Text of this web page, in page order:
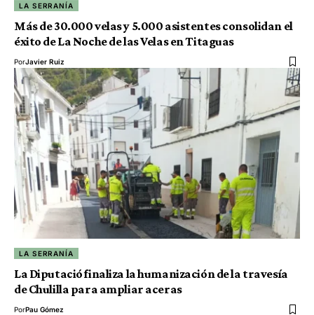
LA SERRANÍA
Más de 30.000 velas y 5.000 asistentes consolidan el
éxito de La Noche de las Velas en Titaguas
PorJavier Ruiz
LA SERRANÍA
La Diputació finaliza la humanización de la travesía
de Chulilla para ampliar aceras
PorPau Gómez